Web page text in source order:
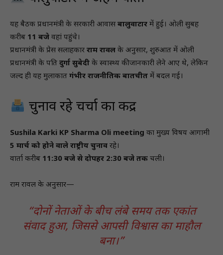
यह बैठक प्रधानमंत्री के सरकारी आवासबालुवाटार में हुई। ओली सुबह
करीब 11 बजे वहां पहुंचे।
प्रधानमंत्री के प्रेस सलाहकार राम रावल के अनुसार, शुरुआत में ओली
प्रधानमंत्री के पति दुर्गा सुबेदी के स्वास्थ्य की जानकारी लेने आए थे, लेकिन
जल्द ही यह मुलाकात गंभीर राजनीतिक बातचीत में बदल गई।
चुनाव रहे चर्चा का केंद्र
Sushila Karki KP Sharma Oli meeting का मुख्य विषय आगामी
5 मार्च को होने वाले राष्ट्रीय चुनाव रहे।
वार्ता करीब 11:30 बजे से दोपहर 2:30 बजे तक चली।
राम रावल के अनुसार—
“दोनों नेताओं के बीच लंबे समय तक एकांत
संवाद हुआ, जिससे आपसी विश्वास का माहौल
बना।”